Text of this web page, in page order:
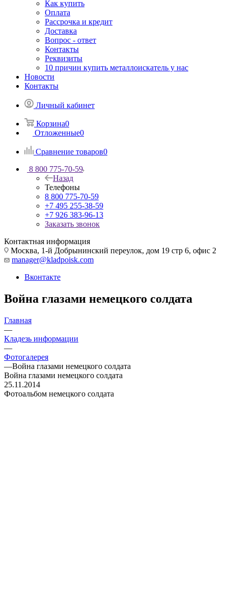
Как купить
Оплата
Рассрочка и кредит
Доставка
Вопрос - ответ
Контакты
Реквизиты
10 причин купить металлоискатель у нас
Новости
Контакты
Личный кабинет
Корзина0
Отложенные0
Сравнение товаров0
8 800 775-70-59
Назад
Телефоны
8 800 775-70-59
+7 495 255-38-59
+7 926 383-96-13
Заказать звонок
Контактная информация
Москва, 1-й Добрынинский переулок, дом 19 стр 6, офис 2
manager@kladpoisk.com
Вконтакте
Война глазами немецкого солдата
Главная
—
Кладезь информации
—
Фотогалерея
—Война глазами немецкого солдата
Война глазами немецкого солдата
25.11.2014
Фотоальбом немецкого солдата